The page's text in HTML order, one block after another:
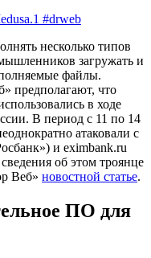
несколько типов
загружать и
файлы.
предполагают, что
в ходе
В период с 11 по 14
атаковали с
и eximbank.ru
об этом троянце
Веб» новостной статье.
ПО для